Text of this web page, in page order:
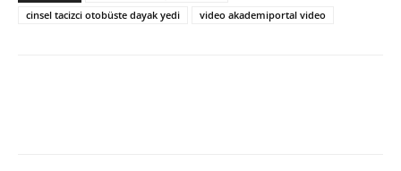
cinsel tacizci otobüste dayak yedi
video akademiportal video